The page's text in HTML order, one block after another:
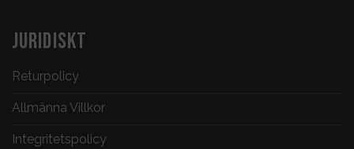
JURIDISKT
Returpolicy
Allmänna Villkor
Integritetspolicy